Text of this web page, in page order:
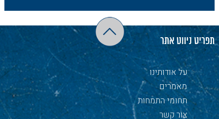
תפריט ניווט אתר
על אודותינו
מאמרים
תחומי התמחות
צור קשר